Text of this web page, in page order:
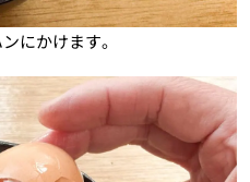
にかけます。